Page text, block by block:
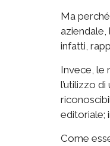
Ma
infatti,
Invece, le
l’utilizzo
editoriale;
Come